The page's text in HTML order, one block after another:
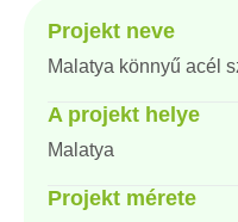
Projekt neve
Malatya könnyű acél
A projekt helye
Malatya
Projekt mérete